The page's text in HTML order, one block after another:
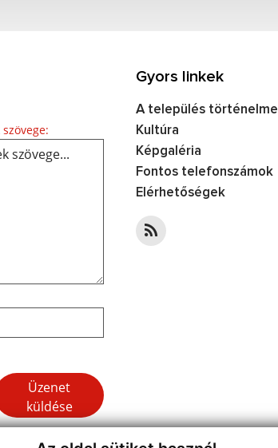
Üzenetének szövege...
reCaptcha Response
Üzenet
küldése
Gyors linkek
A település történelme
Kultúra
Képgaléria
Fontos telefonszámok
Elérhetőségek